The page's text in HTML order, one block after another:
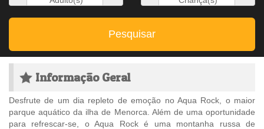
Pesquisar
Informação Geral
Desfrute de um dia repleto de emoção no Aqua Rock, o maior
parque aquático da ilha de Menorca. Além de uma oportunidade
para refrescar-se, o Aqua Rock é uma montanha russa de